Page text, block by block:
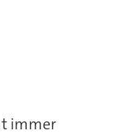
immer